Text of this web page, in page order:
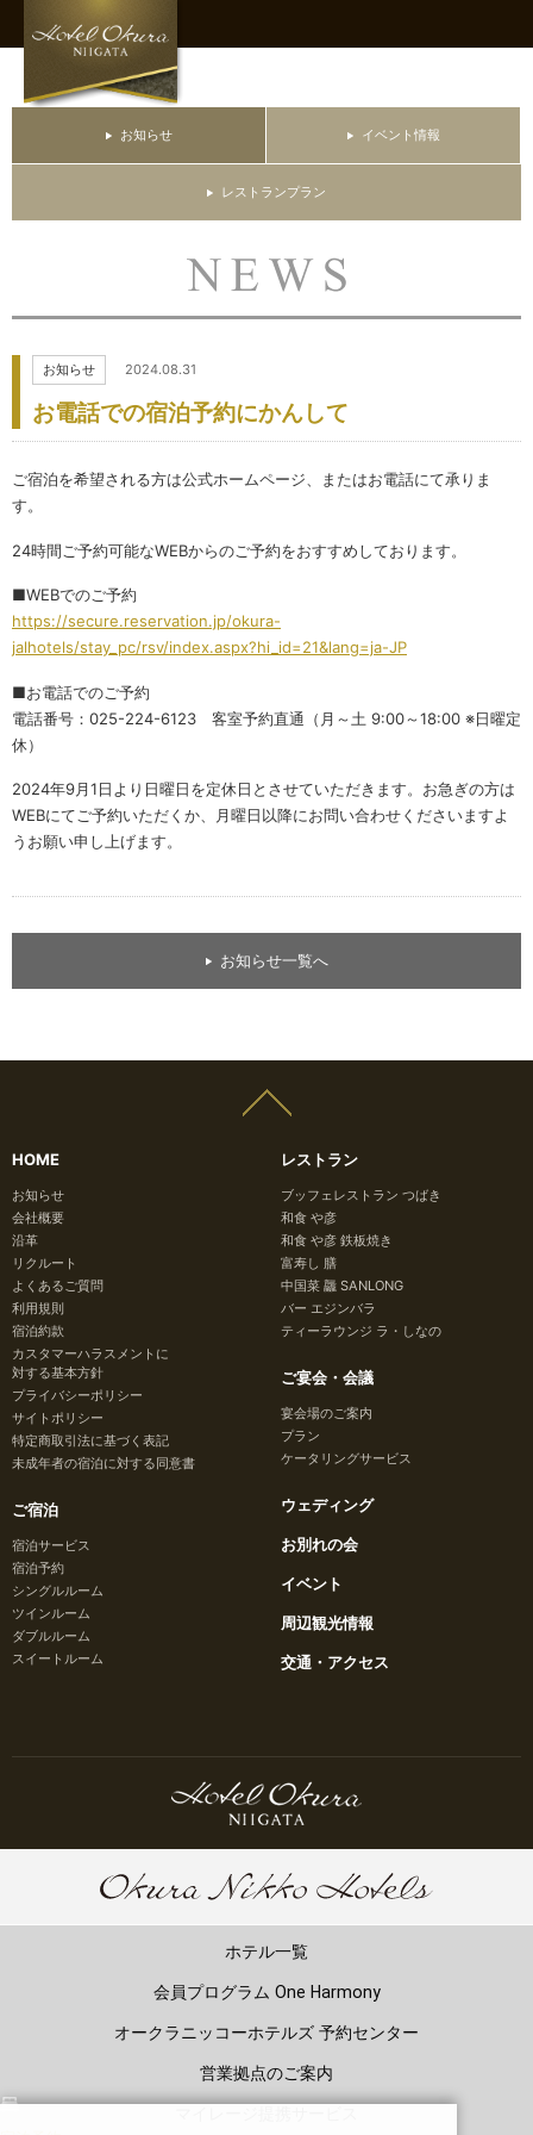
お知らせ イベント情報
レストランプラン
お知らせ 2024.08.31
お電話での宿泊予約にかんして
ご宿泊を希望される方は公式ホームページ、またはお電話にて承りま
す。
24時間ご予約可能なWEBからのご予約をおすすめしております。
■WEBでのご予約
https://secure.reservation.jp/okura-
jalhotels/stay_pc/rsv/index.aspx?hi_id=21&lang=ja-JP
■お電話でのご予約
電話番号：025-224-6123 客室予約直通（月～土 9:00～18:00 ※日曜定
休）
2024年9月1日より日曜日を定休日とさせていただきます。お急ぎの方は
WEBにてご予約いただくか、月曜日以降にお問い合わせくださいますよ
うお願い申し上げます。
お知らせ一覧へ
HOME
お知らせ
会社概要
沿革
リクルート
よくあるご質問
利用規則
宿泊約款
カスタマーハラスメントに
対する基本方針
プライバシーポリシー
サイトポリシー
特定商取引法に基づく表記
未成年者の宿泊に対する同意書
ご宿泊
宿泊サービス
宿泊予約
シングルルーム
ツインルーム
ダブルルーム
スイートルーム
レストラン
ブッフェレストラン つばき
和食 や彦
和食 や彦 鉄板焼き
富寿し 膳
中国菜 龘 SANLONG
バー エジンバラ
ティーラウンジ ラ・しなの
ご宴会・会議
宴会場のご案内
プラン
ケータリングサービス
ウェディング
お別れの会
イベント
周辺観光情報
交通・アクセス
ホテル一覧
会員プログラム One Harmony
オークラニッコーホテルズ 予約センター
営業拠点のご案内